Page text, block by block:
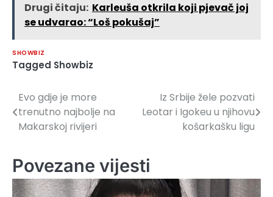
Drugi čitaju: Karleuša otkrila koji pjevač joj
se udvarao: “Loš pokušaj”
SHOWBIZ
Tagged Showbiz
Navigacija
članaka
Evo gdje je more
trenutno najbolje na
Makarskoj rivijeri
Iz Srbije žele pozvati
Leotar i Igokeu u njihovu
košarkašku ligu
Povezane vijesti